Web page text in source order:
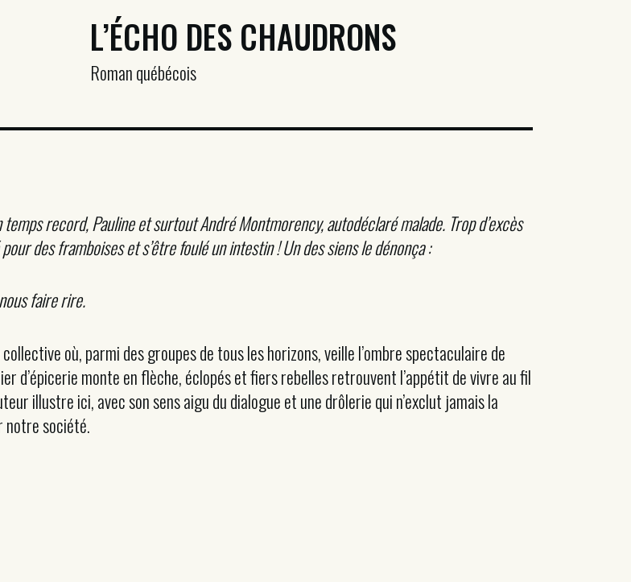
L’ÉCHO DES CHAUDRONS
Roman québécois
record, Pauline et surtout André Montmorency, autodéclaré malade. Trop d’excès
des framboises et s’être foulé un intestin ! Un des siens le dénonça :
faire rire.
où, parmi des groupes de tous les horizons, veille l’ombre spectaculaire de
d’épicerie monte en flèche, éclopés et fiers rebelles retrouvent l’appétit de vivre au fil
illustre ici, avec son sens aigu du dialogue et une drôlerie qui n’exclut jamais la
notre société.